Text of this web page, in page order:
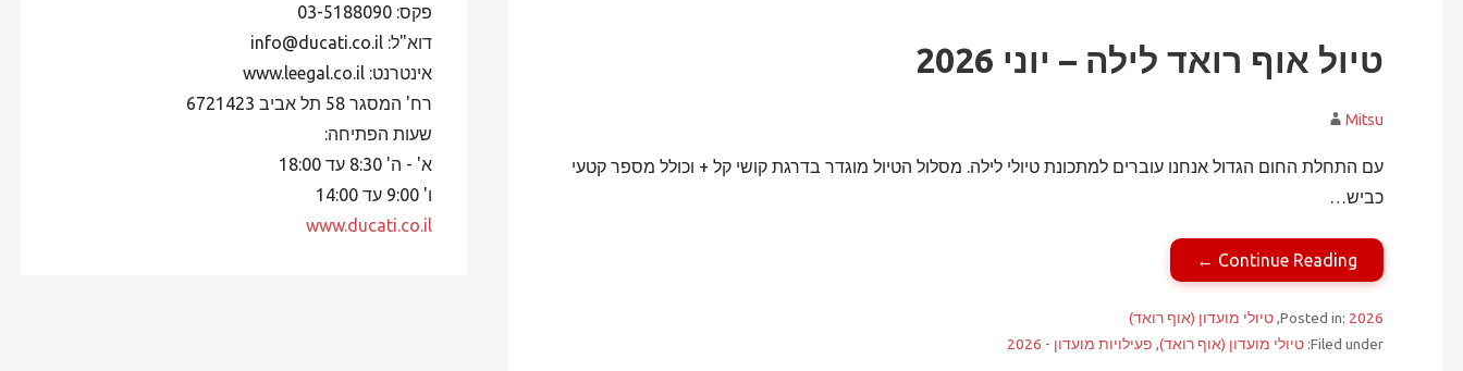
טיול אוף רואד לילה – יוני 2026
Mitsu
עם התחלת החום הגדול אנחנו עוברים למתכונת טיולי לילה. מסלול הטיול מוגדר בדרגת קושי קל + וכולל מספר קטעי
כביש…
Continue Reading ←
Posted in: 2026
,טיולי מועדון (אוף רואד)
Filed under: טיולי מועדון (אוף רואד), פעילויות מועדון - 2026
פקס: 03-5188090
דוא"ל: info@ducati.co.il
אינטרנט: www.leegal.co.il
רח' המסגר 58 תל אביב 6721423
שעות הפתיחה:
א' - ה' 8:30 עד 18:00
ו' 9:00 עד 14:00
www.ducati.co.il